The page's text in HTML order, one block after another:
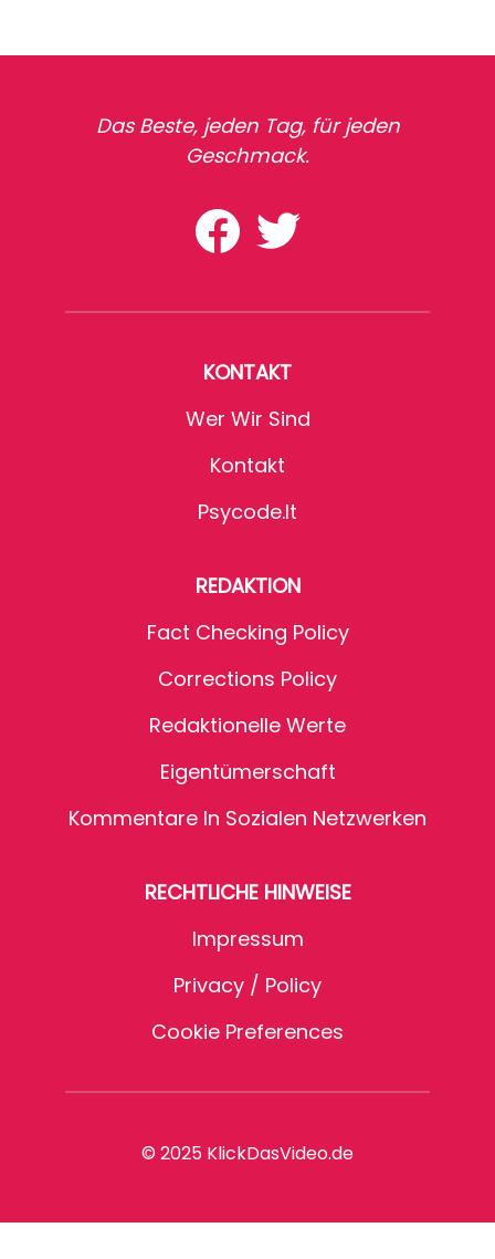
Das Beste, jeden Tag, für jeden
Geschmack.
KONTAKT
Wer Wir Sind
Kontakt
Psycode.it
REDAKTION
Fact Checking Policy
Corrections Policy
Redaktionelle Werte
Eigentümerschaft
Kommentare In Sozialen Netzwerken
RECHTLICHE HINWEISE
Impressum
Privacy / Policy
Cookie Preferences
© 2025 KlickDasVideo.de